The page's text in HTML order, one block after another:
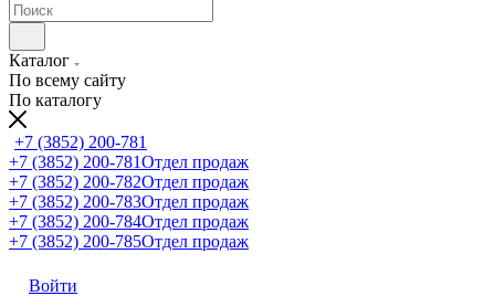
Каталог
По всему сайту
По каталогу
+7 (3852) 200-781
+7 (3852) 200-781Отдел продаж
+7 (3852) 200-782Отдел продаж
+7 (3852) 200-783Отдел продаж
+7 (3852) 200-784Отдел продаж
+7 (3852) 200-785Отдел продаж
Войти